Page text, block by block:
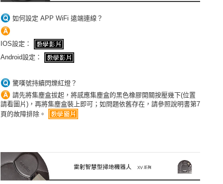
如何設定 APP WiFi 遠端連線？
IOS設定：
Android設定：
驚嘆號持續閃爍紅燈？
請先將集塵盒拔起，將感應集塵盒的黑色橡膠開關按壓幾下(位置
請看圖片)，再將集塵盒裝上即可；如問題依舊存在，請參照說明書第7
頁的故障排除。